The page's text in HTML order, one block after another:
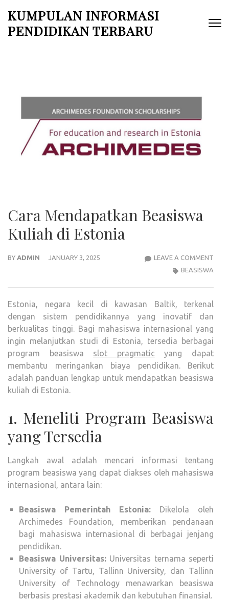
content
KUMPULAN INFORMASI
PENDIDIKAN TERBARU
Cara Mendapatkan Beasiswa
Kuliah di Estonia
BY ADMIN JANUARY 3, 2025 LEAVE A COMMENT
DI
BEASISWA
Estonia, negara kecil di kawasan Baltik, terkenal
dengan sistem pendidikannya yang inovatif dan
berkualitas tinggi. Bagi mahasiswa internasional yang
ingin melanjutkan studi di Estonia, tersedia berbagai
program beasiswa slot pragmatic yang dapat
membantu meringankan biaya pendidikan. Berikut
adalah panduan lengkap untuk mendapatkan beasiswa
kuliah di Estonia.
1. Meneliti Program Beasiswa
yang Tersedia
Langkah awal adalah mencari informasi tentang
program beasiswa yang dapat diakses oleh mahasiswa
internasional, antara lain:
Beasiswa Pemerintah Estonia: Dikelola oleh
Archimedes Foundation, memberikan pendanaan
bagi mahasiswa internasional di berbagai jenjang
pendidikan.
Beasiswa Universitas:Universitas ternama seperti
University of Tartu, Tallinn University, dan Tallinn
University of Technology menawarkan beasiswa
berbasis prestasi akademik dan kebutuhan finansial.